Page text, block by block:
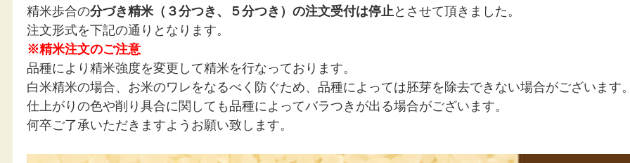
粘り、香り、旨みのバランスが良く、
玄米・白ごはんでももちろんおいしく、
リゾットやパエリア、鮨など、さまざまな米料理とも相性◎
亀の尾ならではの独特な風味と
あっさりとした食感がクセになる美味しさです！
＝＝＝＝＝＝＝＝＝＝＝＝＝＝＝＝＝＝
酒造米としても大活躍の「亀の尾」は、
精米歩合の分づき精米（３分つき、５分つき）の注文受付は停止 とさせて頂きました。
注文形式を下記の通りとなります。
※精米注文のご注意
品種により精米強度を変更して精米を行なっております。
白米精米の場合、お米のワレをなるべく防ぐため、 品種によっては 胚芽を除去できない場合がございます
仕上がりの色や削り具合に関しても品種によってバラつきが出る場合がございます。
何卒ご了承いただきますようお願い致します。